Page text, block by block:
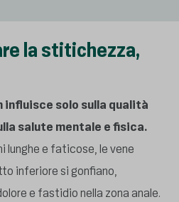
la stitichezza,
influisce solo sulla qualità
salute mentale e fisica.
lunghe e faticose, le vene
inferiore si gonfiano,
e fastidio nella zona anale.